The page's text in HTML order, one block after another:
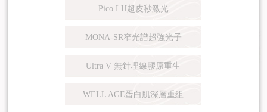
Pico LH超皮秒激光
MONA-SR窄光譜超強光子
Ultra V 無針埋線膠原重生
WELL AGE蛋白肌深層重組